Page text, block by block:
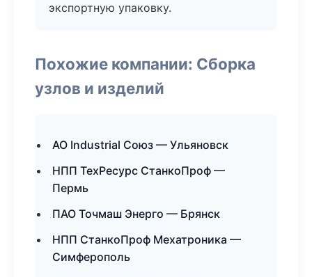
экспортную упаковку.
Похожие компании: Сборка
узлов и изделий
АО Industrial Союз — Ульяновск
НПП ТехРесурс СтанкоПроф —
Пермь
ПАО Точмаш Энерго — Брянск
НПП СтанкоПроф Мехатроника —
Симферополь